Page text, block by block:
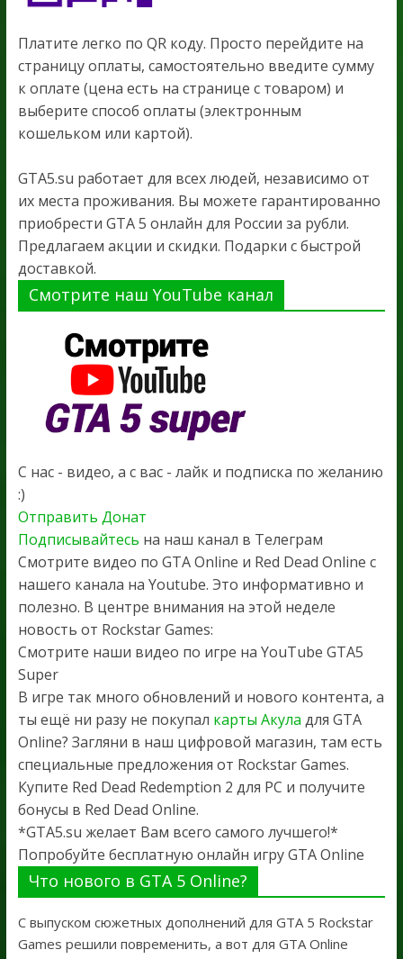
Платите легко по QR коду. Просто перейдите на
страницу оплаты, самостоятельно введите сумму
к оплате (цена есть на странице с товаром) и
выберите способ оплаты (электронным
кошельком или картой).
GTA5.su работает для всех людей, независимо от
их места проживания. Вы можете гарантированно
приобрести GTA 5 онлайн для России за рубли.
Предлагаем акции и скидки. Подарки с быстрой
доставкой.
Смотрите наш YouTube канал
С нас - видео, а с вас - лайк и подписка по желанию
:)
Отправить Донат
Подписывайтесь на наш канал в Телеграм
Смотрите видео по GTA Online и Red Dead Online с
нашего канала на Youtube. Это информативно и
полезно. В центре внимания на этой неделе
новость от Rockstar Games:
Смотрите наши видео по игре на YouTube GTA5
Super
В игре так много обновлений и нового контента, а
ты ещё ни разу не покупал карты Акула для GTA
Online? Загляни в наш цифровой магазин, там есть
специальные предложения от Rockstar Games.
Купите Red Dead Redemption 2 для PC и получите
бонусы в Red Dead Online.
*GTA5.su желает Вам всего самого лучшего!*
Попробуйте бесплатную онлайн игру GTA Online
Что нового в GTA 5 Online?
С выпуском сюжетных дополнений для GTA 5 Rockstar
Games решили повременить, а вот для GTA Online